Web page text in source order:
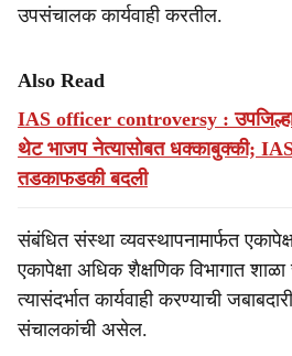
उपसंचालक कार्यवाही करतील.
Also Read
IAS officer controversy :
थेट भाजप नेत्यासोबत धक्काबुक्की; IAS
तडकाफडकी बदली
संबंधित संस्था व्यवस्थापनामार्फत
एकापेक्षा अधिक शैक्षणिक विभागात
त्यासंदर्भात कार्यवाही करण्याची
संचालकांची असेल.